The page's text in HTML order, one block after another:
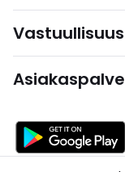
Vastuullisuus